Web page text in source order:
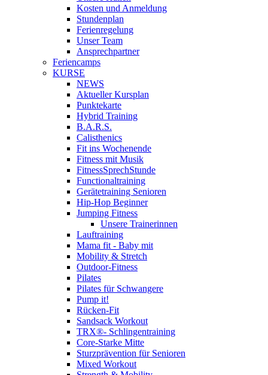
Kosten und Anmeldung
Stundenplan
Ferienregelung
Unser Team
Ansprechpartner
Feriencamps
KURSE
NEWS
Aktueller Kursplan
Punktekarte
Hybrid Training
B.A.R.S.
Calisthenics
Fit ins Wochenende
Fitness mit Musik
FitnessSprechStunde
Functionaltraining
Gerätetraining Senioren
Hip-Hop Beginner
Jumping Fitness
Unsere Trainerinnen
Lauftraining
Mama fit - Baby mit
Mobility & Stretch
Outdoor-Fitness
Pilates
Pilates für Schwangere
Pump it!
Rücken-Fit
Sandsack Workout
TRX®- Schlingentraining
Core-Starke Mitte
Sturzprävention für Senioren
Mixed Workout